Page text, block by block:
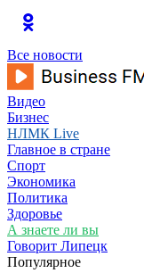
Все новости
Видео
Бизнес
НЛМК Live
Главное в стране
Спорт
Экономика
Политика
Здоровье
А знаете ли вы
Говорит Липецк
Популярное